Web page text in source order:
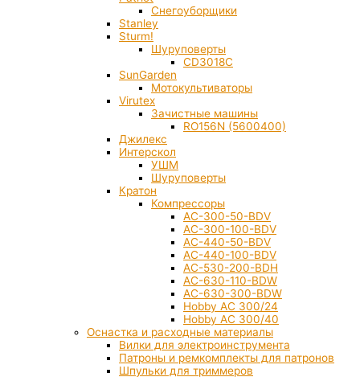
Снегоуборщики
Stanley
Sturm!
Шуруповерты
CD3018C
SunGarden
Мотокультиваторы
Virutex
Зачистные машины
RO156N (5600400)
Джилекс
Интерскол
УШМ
Шуруповерты
Кратон
Компрессоры
AC-300-50-BDV
AC-300-100-BDV
AC-440-50-BDV
AC-440-100-BDV
AC-530-200-BDH
AC-630-110-BDW
AC-630-300-BDW
Hobby AC 300/24
Hobby AC 300/40
Оснастка и расходные материалы
Вилки для электроинструмента
Патроны и ремкомплекты для патронов
Шпульки для триммеров